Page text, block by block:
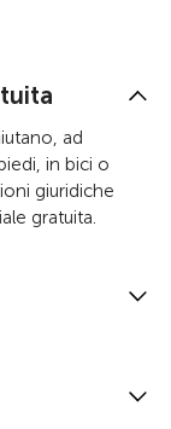
ad
in bici o
giuridiche
gratuita.